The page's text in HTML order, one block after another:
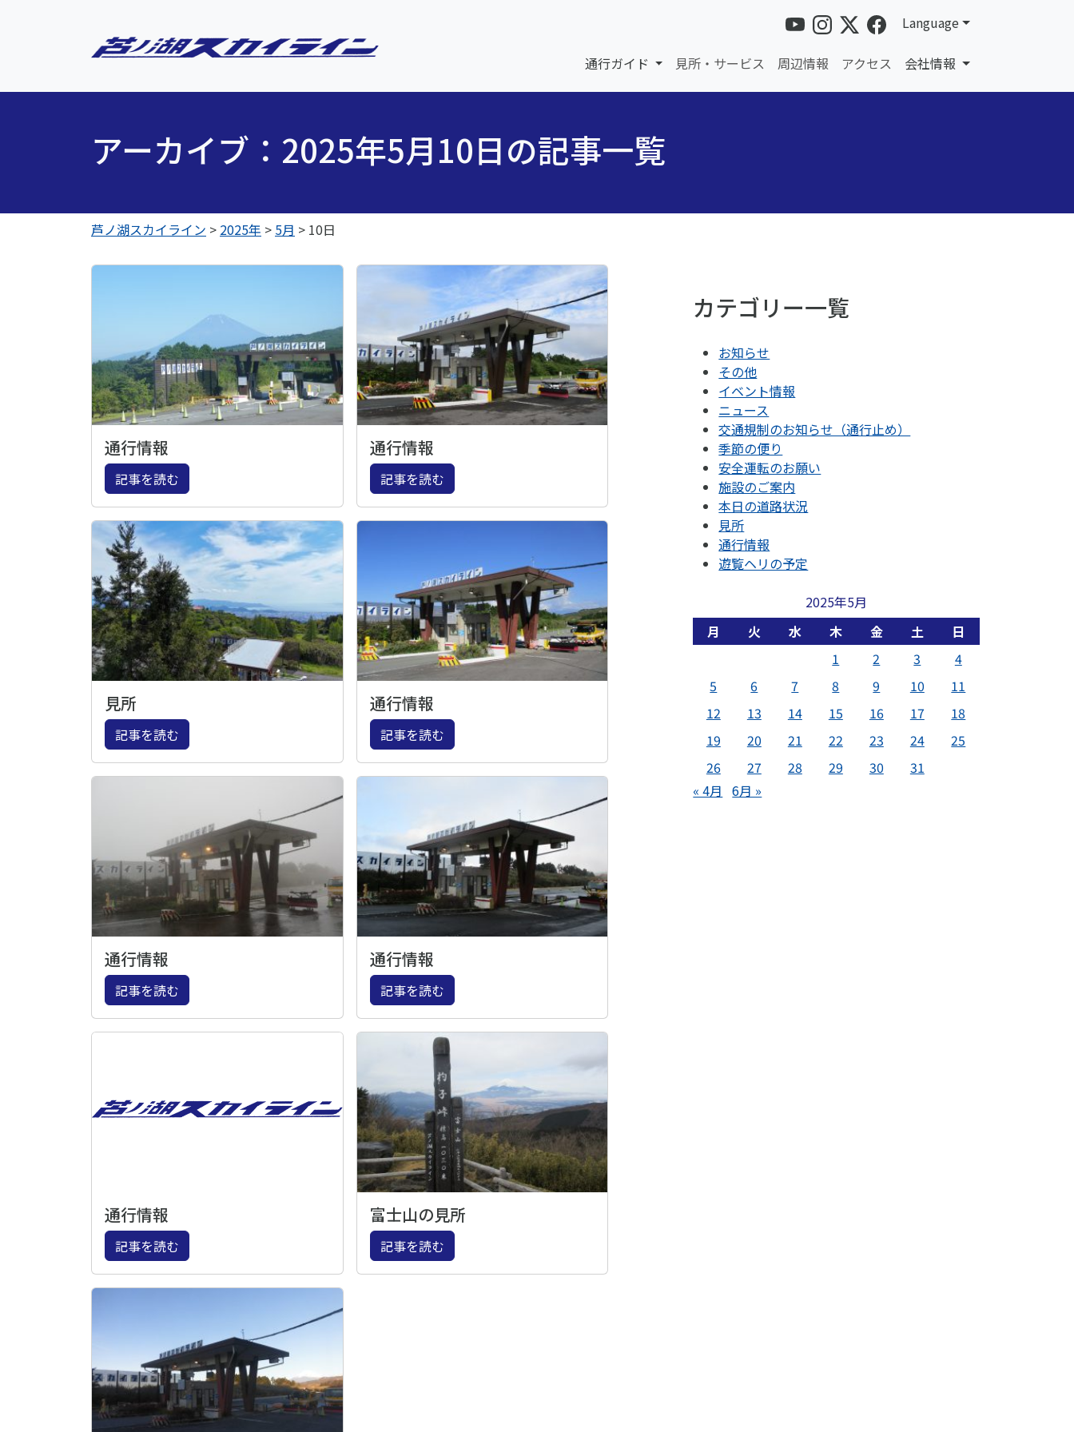
Language
通行ガイド 見所・サービス 周辺情報 アクセス 会社情報
アーカイブ：2025年5月10日の記事一覧
芦ノ湖スカイライン > 2025年 > 5月 > 10日
通行情報
記事を読む
通行情報
記事を読む
見所
記事を読む
通行情報
記事を読む
通行情報
記事を読む
通行情報
記事を読む
通行情報
記事を読む
富士山の見所
記事を読む
カテゴリー一覧
お知らせ
その他
イベント情報
ニュース
交通規制のお知らせ（通行止め）
季節の便り
安全運転のお願い
施設のご案内
本日の道路状況
見所
通行情報
遊覧ヘリの予定
2025年5月
月
火 水 木 金 土
日
1
2 3
4
5
6 7 8 9 10
11
12
13 14 15 16 17
18
19
20 21 22 23 24
25
26
27 28 29 30
31
« 4月 6月 »